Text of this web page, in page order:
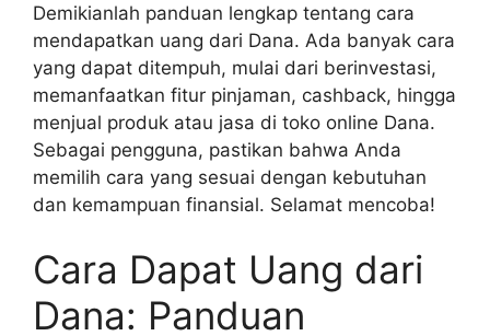
Demikianlah panduan lengkap tentang cara
mendapatkan uang dari Dana. Ada banyak cara
yang dapat ditempuh, mulai dari berinvestasi,
memanfaatkan fitur pinjaman, cashback, hingga
menjual produk atau jasa di toko online Dana.
Sebagai pengguna, pastikan bahwa Anda
memilih cara yang sesuai dengan kebutuhan
dan kemampuan finansial. Selamat mencoba!
Cara Dapat Uang dari
Dana: Panduan